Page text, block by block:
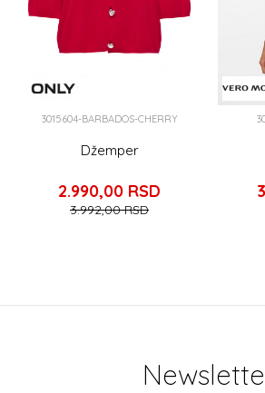
3015604-BARBADOS-CHERRY
Džemper
2.990,00 RSD
3.992,00RSD